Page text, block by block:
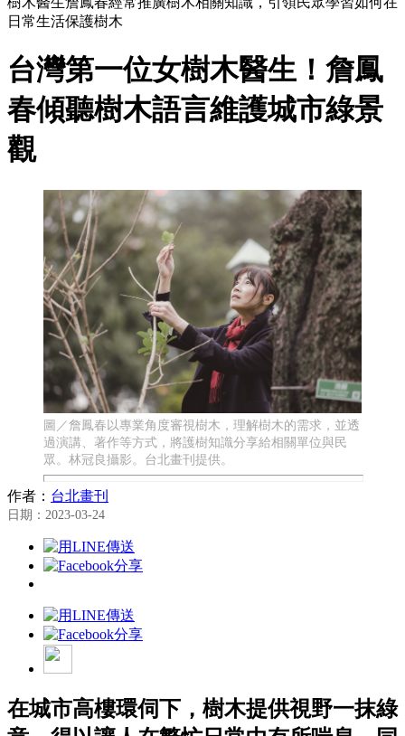
日常生活保護樹木
台灣第一位女樹木醫生！詹鳳
春傾聽樹木語言維護城市綠景
觀
圖／詹鳳春以專業角度審視樹木，理解樹木的需求，並透
過演講、著作等方式，將護樹知識分享給相關單位與民
眾。林冠良攝影。台北畫刊提供。
作者： 台北畫刊
日期：2023-03-24
在城市高樓環伺下，樹木提供視野一抹綠